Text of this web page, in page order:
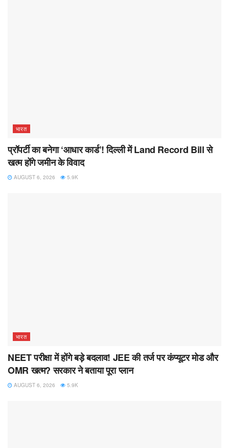
भारत
प्रॉपर्टी का बनेगा ‘आधार कार्ड’! दिल्ली में Land Record Bill से
खत्म होंगे जमीन के विवाद
AUGUST 6, 2026 5.9K
भारत
NEET परीक्षा में होंगे बड़े बदलाव! JEE की तर्ज पर कंप्यूटर मोड और
OMR खत्म? सरकार ने बताया पूरा प्लान
AUGUST 6, 2026 5.9K